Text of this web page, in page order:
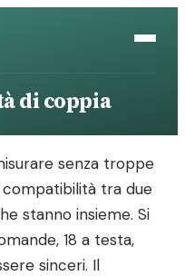
di coppia
senza troppe
tra due
stanno insieme. Si
18 a testa,
sinceri. Il